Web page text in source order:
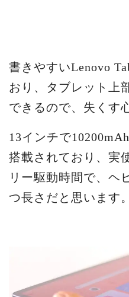
書きやすいLenovo
おり、タブレット上
できるので、失くす
13インチで
搭載されており、実
リー駆動時間で、ヘ
つ長さだと思います。